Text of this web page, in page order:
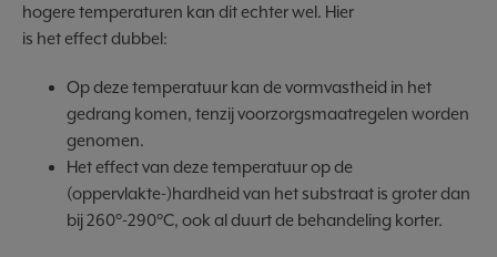
hogere temperaturen kan dit echter wel. Hier
is het effect dubbel:
Op deze temperatuur kan de vormvastheid in het
gedrang komen, tenzij voorzorgsmaatregelen worden
genomen.
Het effect van deze temperatuur op de
(oppervlakte-)hardheid van het substraat is groter dan
bij 260°-290°C, ook al duurt de behandeling korter.